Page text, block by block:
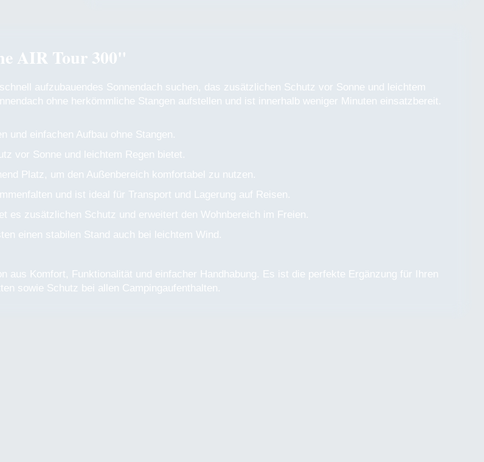
AIR Tour 300"
aufzubauendes Sonnendach suchen, das zusätzlichen Schutz vor Sonne und leichtem
ohne herkömmliche Stangen aufstellen und ist innerhalb weniger Minuten einsatzbereit.
und einfachen Aufbau ohne Stangen.
vor Sonne und leichtem Regen bietet.
Platz, um den Außenbereich komfortabel zu nutzen.
und ist ideal für Transport und Lagerung auf Reisen.
es zusätzlichen Schutz und erweitert den Wohnbereich im Freien.
einen stabilen Stand auch bei leichtem Wind.
aus Komfort, Funktionalität und einfacher Handhabung. Es ist die perfekte Ergänzung für Ihren
sowie Schutz bei allen Campingaufenthalten.